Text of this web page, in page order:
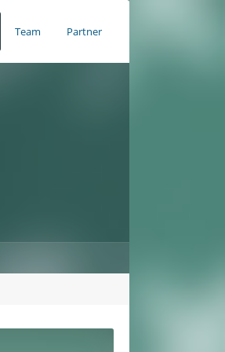
Team Partner